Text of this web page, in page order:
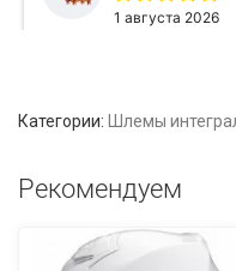
Категории: Шлемы
Рекомендуем